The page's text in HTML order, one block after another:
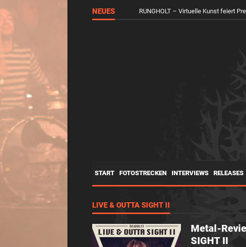
NEUES RUNGHOLT – Virtuelle Kunst feiert
START FOTOSTRECKEN INTERVIEWS RELEASES
LIVE & OUTTA SIGHT II
Metal-
SIGHT II